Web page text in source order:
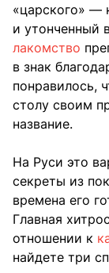
«царского» —
и утонченный
лакомство
в знак
понравилось,
столу своим
название.
На Руси это
секреты из
времена его
Главная
отношении к
найдете три